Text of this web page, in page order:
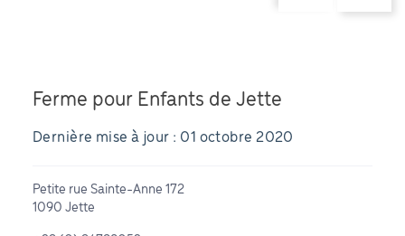
Ferme pour Enfants de Jette
Dernière mise à jour : 01 octobre 2020
Petite rue Sainte-Anne 172
1090 Jette